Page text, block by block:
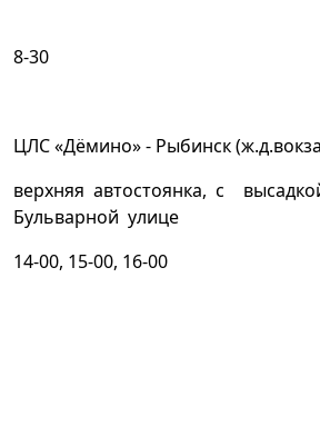
8-30
ЦЛС «Дёмино» - Рыбинск
верхняя автостоянка, с
Бульварной улице
14-00, 15-00, 16-00